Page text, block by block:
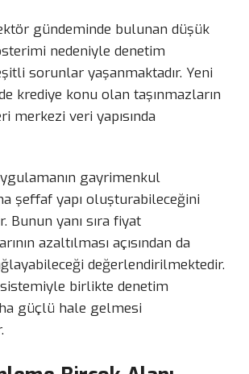
gündeminde bulunan düşük
nedeniyle denetim
sorunlar yaşanmaktadır. Yeni
krediye konu olan taşınmazların
merkezi veri yapısında
gayrimenkul
şeffaf yapı oluşturabileceğini
Bunun yanı sıra fiyat
azaltılması açısından da
değerlendirilmektedir.
birlikte denetim
güçlü hale gelmesi